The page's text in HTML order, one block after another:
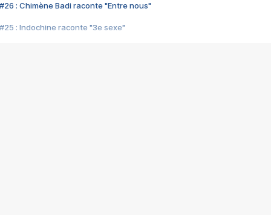
#26 : Chimène Badi raconte "Entre nous"
#25 : Indochine raconte "3e sexe"